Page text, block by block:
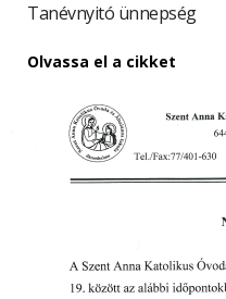
Tanévnyitó ünnepség
Olvassa el a cikket